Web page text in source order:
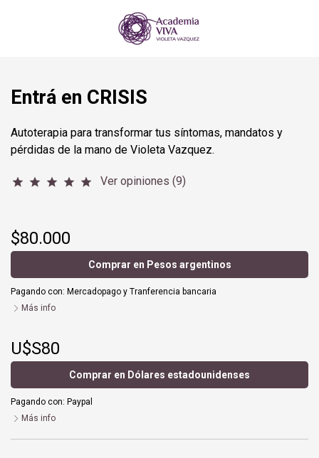
Entrá en CRISIS
Autoterapia para transformar tus síntomas, mandatos y
pérdidas de la mano de Violeta Vazquez.
star star star star star Ver opiniones (9)
$80.000
Comprar en Pesos argentinos
Pagando con: Mercadopago y Tranferencia bancaria
Más info
U$S80
Comprar en Dólares estadounidenses
Pagando con: Paypal
Más info